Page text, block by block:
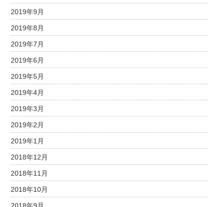
2019年9月
2019年8月
2019年7月
2019年6月
2019年5月
2019年4月
2019年3月
2019年2月
2019年1月
2018年12月
2018年11月
2018年10月